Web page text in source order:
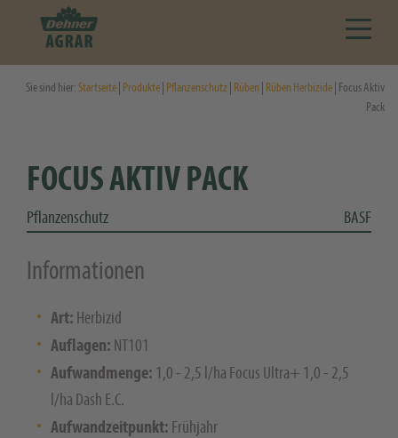
Sie sind hier:Startseite Produkte Pflanzenschutz Rüben Rüben Herbizide | Focus Aktiv
Pack
FOCUS AKTIV PACK
Pflanzenschutz BASF
Informationen
Art: Herbizid
Auflagen: NT101
Aufwandmenge: 1,0 - 2,5 l/ha Focus Ultra+ 1,0 - 2,5
l/ha Dash E.C.
Aufwandzeitpunkt: Frühjahr